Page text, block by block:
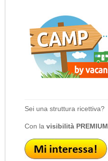
Sei una struttura ricettiva?
Con la visibilità PREMIUM